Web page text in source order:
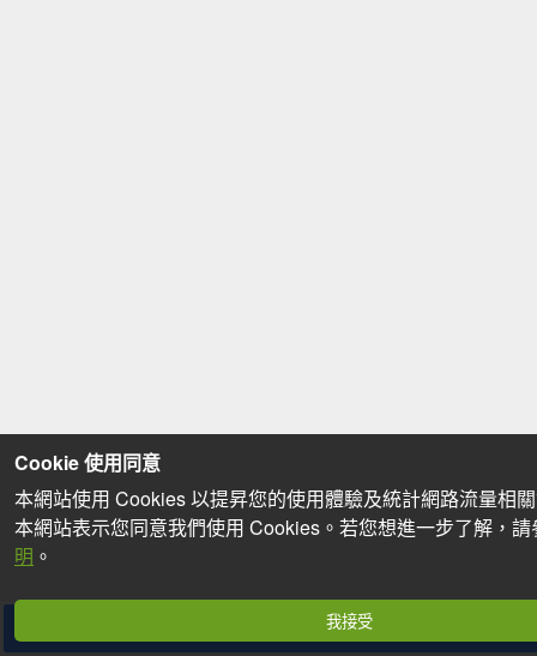
分享
Cookie 使用同意
本網站使用 Cookies 以提昇您的使用體驗及統計網路流量相
本網站表示您同意我們使用 Cookies。若您想進一步了解，
明 。
我接受